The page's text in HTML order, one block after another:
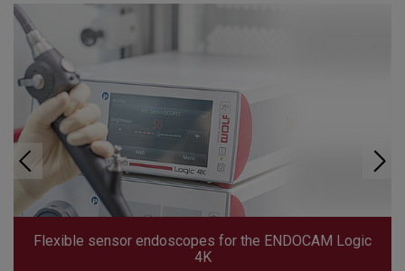
Flexible sensor endoscopes for the ENDOCAM Logic
4K